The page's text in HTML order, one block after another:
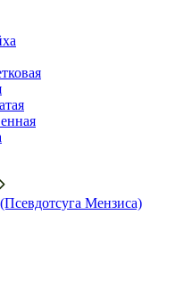
Мензиса)